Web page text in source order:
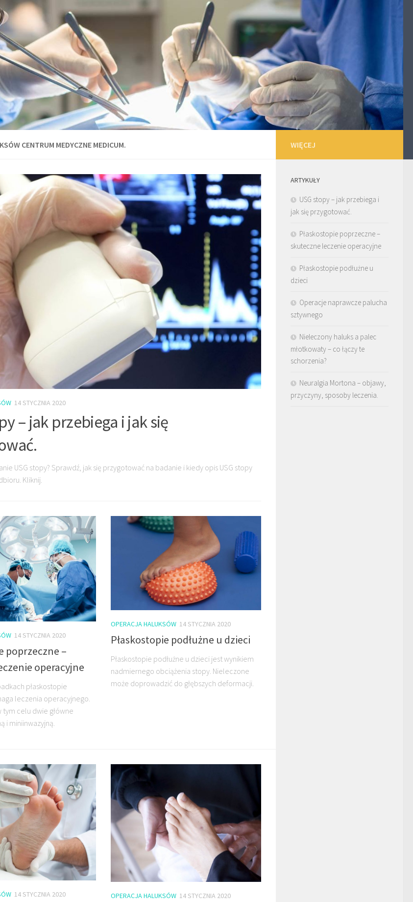
CENTRUM MEDYCZNE MEDICUM.
14 STYCZNIA 2020
– jak przebiega i jak się
USG stopy? Sprawdź, jak się przygotować na badanie i kiedy opis USG stopy
Kliknij.
14 STYCZNIA 2020
poprzeczne –
operacyjne
płaskostopie
leczenia operacyjnego.
tym celu dwie główne
i miniinwazyjną.
OPERACJA HALUKSÓW 14 STYCZNIA 2020
Płaskostopie podłużne u dzieci
Płaskostopie podłużne u dzieci jest wynikiem
nadmiernego obciążenia stopy. Nieleczone
może doprowadzić do głębszych deformacji.
14 STYCZNIA 2020 OPERACJA HALUKSÓW 14 STYCZNIA 2020
WIĘCEJ
ARTYKUŁY
USG stopy – jak przebiega i
jak się przygotować.
Płaskostopie poprzeczne –
skuteczne leczenie operacyjne
Płaskostopie podłużne u
dzieci
Operacje naprawcze palucha
sztywnego
Nieleczony haluks a palec
młotkowaty – co łączy te
schorzenia?
Neuralgia Mortona – objawy,
przyczyny, sposoby leczenia.